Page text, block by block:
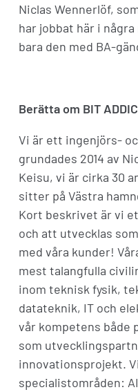
Niclas Wennerlöf,
har jobbat här i
bara den med BA-
Berätta om BIT
Vi är ett ingenjörs-
grundades 2014 av
Keisu, vi är cirka 30
sitter på Västra
Kort beskrivet är vi
och att utvecklas
med våra kunder!
mest talangfulla
inom teknisk fysik,
datateknik, IT och
vår kompetens både
som
innovationsprojekt.
specialistområden: